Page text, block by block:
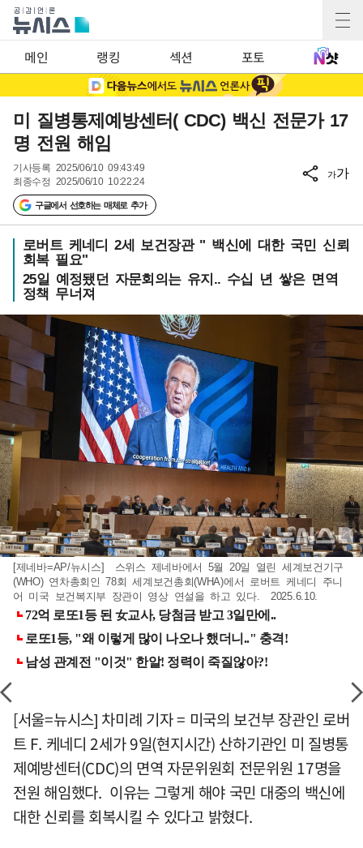
메인 랭킹 섹션 포토
미 질병통제예방센터( CDC) 백신 전문가 17
명 전원 해임
기사등록 2025/06/10 09:43:49
최종수정 2025/06/10 10:22:24
구글에서 선호하는 매체로 추가
가가
로버트 케네디 2세 보건장관 " 백신에 대한 국민 신뢰
회복 필요"
25일 예정됐던 자문회의는 유지.. 수십 년 쌓은 면역
정책 무너져
[제네바=AP/뉴시스] 스위스 제네바에서 5월 20일 열린 세계보건기구
(WHO) 연차총회인 78회 세계보건총회(WHA)에서 로버트 케네디 주니
어 미국 보건복지부 장관이 영상 연설을 하고 있다. 2025.6.10.
[서울=뉴시스] 차미례 기자 = 미국의 보건부 장관인 로버
트 F. 케네디 2세가 9일(현지시간) 산하기관인 미 질병통
제예방센터(CDC)의 면역 자문위원회 전문위원 17명을
전원 해임했다. 이유는 그렇게 해야 국민 대중의 백신에
대한 신뢰를 회복시킬 수 있다고 밝혔다.